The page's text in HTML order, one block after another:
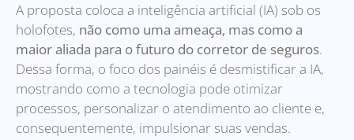
A proposta coloca a inteligência artificial (IA) sob os
holofotes, não como uma ameaça, mas como a
maior aliada para o futuro do corretor de seguros.
Dessa forma, o foco dos painéis é desmistificar a IA,
mostrando como a tecnologia pode otimizar
processos, personalizar o atendimento ao cliente e,
consequentemente, impulsionar suas vendas.